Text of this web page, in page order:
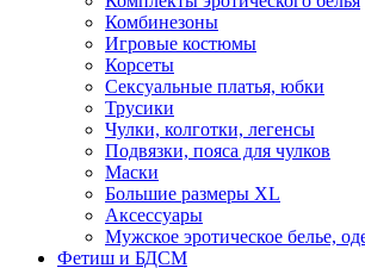
Комбинезоны
Игровые костюмы
Корсеты
Сексуальные платья, юбки
Трусики
Чулки, колготки, легенсы
Подвязки, пояса для чулков
Маски
Большие размеры XL
Аксессуары
Мужское эротическое белье,
Фетиш и БДСМ